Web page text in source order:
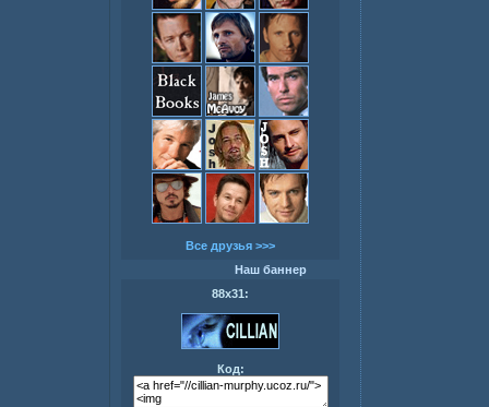
Все друзья >>>
Наш баннер
88х31:
Код: